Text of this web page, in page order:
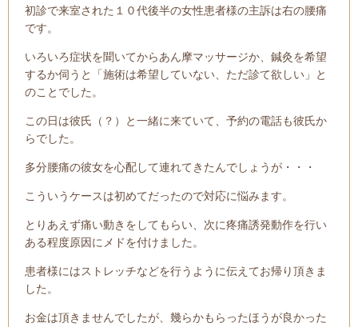
初診で来室された１０代後半の女性患者様の主訴は右の腰痛
です。
いろいろ症状を聞いてからあん摩マッサージか、鍼灸を希望
するか伺うと「施術は希望していない、ただ診て欲しい」と
のことでした。
この日は彼氏（？）と一緒に来ていて、予約の電話も彼氏か
らでした。
多分腰痛の彼女を心配して連れてきたんでしょうが・・・
こういうケースは初めてだったので対応に悩みます。
とりあえず痛い動きをしてもらい、次に疼痛誘発動作を行い
ある程度原因にメドを付けました。
患者様にはストレッチなどを行うように伝えてお帰り頂きま
した。
お金は頂きませんでしたが、幾らかもらったほうが良かった